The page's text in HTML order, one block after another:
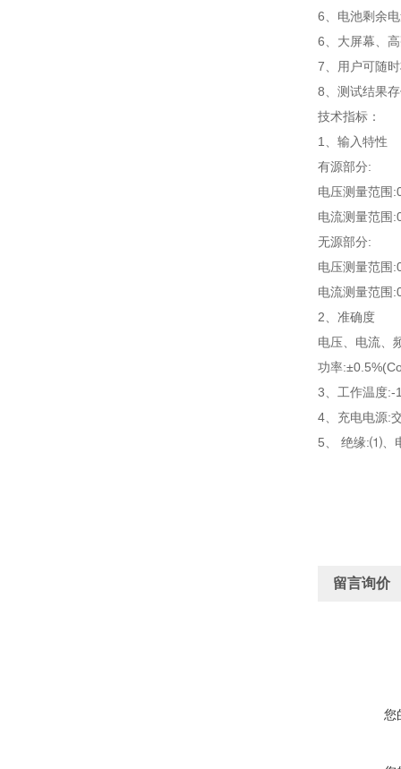
6、电池剩余
6、大屏幕、
7、用户可随
8、测试结果
技术指标：
1、输入特性
有源部分:
电压测量范围
电流测量范围
无源部分:
电压测量范围
电流测量范围
2、准确度
电压、电流、
功率
3、工作温度
4、充电电源:
5、 绝缘:⑴、
留言询价
您